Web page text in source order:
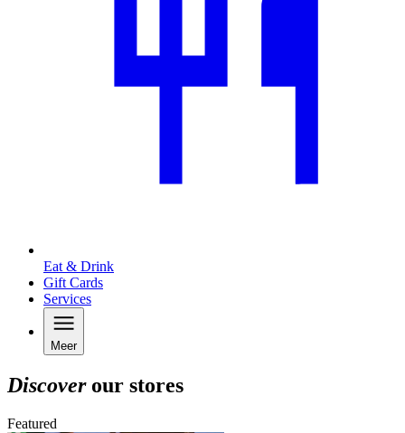
Eat & Drink
Gift Cards
Services
Meer
Discoverour stores
Featured